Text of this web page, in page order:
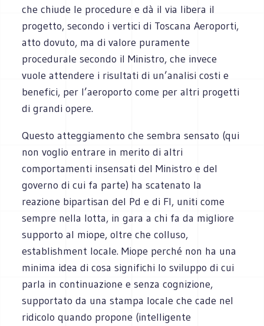
che chiude le procedure e dà il via libera il
progetto, secondo i vertici di Toscana Aeroporti,
atto dovuto, ma di valore puramente
procedurale secondo il Ministro, che invece
vuole attendere i risultati di un’analisi costi e
benefici, per l’aeroporto come per altri progetti
di grandi opere.
Questo atteggiamento che sembra sensato (qui
non voglio entrare in merito di altri
comportamenti insensati del Ministro e del
governo di cui fa parte) ha scatenato la
reazione bipartisan del Pd e di FI, uniti come
sempre nella lotta, in gara a chi fa da migliore
supporto al miope, oltre che colluso,
establishment locale. Miope perché non ha una
minima idea di cosa significhi lo sviluppo di cui
parla in continuazione e senza cognizione,
supportato da una stampa locale che cade nel
ridicolo quando propone (intelligente